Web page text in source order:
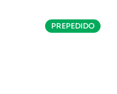
PREPEDIDO